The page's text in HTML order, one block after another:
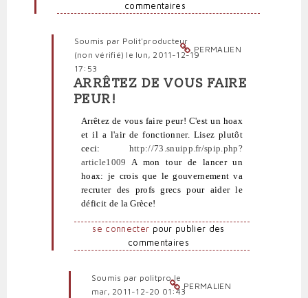
commentaires
PERMALIEN
Soumis par Polit'producteur
(non vérifié) le lun, 2011-12-19
17:53
En
réponse
Mêmes
lectures,
même
avis
par
profête
vérifié)
ARRÊTEZ DE VOUS FAIRE
PEUR!
Arrêtez de vous faire peur! C'est un hoax
et il a l'air de fonctionner. Lisez plutôt
ceci: http://73.snuipp.fr/spip.php?
article1009 A mon tour de lancer un
hoax: je crois que le gouvernement va
recruter des profs grecs pour aider le
déficit de la Grèce!
se connecter pour publier des
commentaires
PERMALIEN
Soumis par politprole
mar, 2011-12-20 01:43